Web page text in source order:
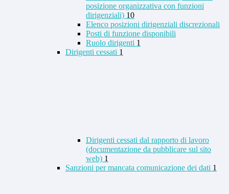
posizione organizzativa con funzioni
dirigenziali) 10
Elenco posizioni dirigenziali discrezionali
Posti di funzione disponibili
Ruolo dirigenti 1
Dirigenti cessati 1
Dirigenti cessati dal rapporto di lavoro
(documentazione da pubblicare sul sito
web) 1
Sanzioni per mancata comunicazione dei dati 1